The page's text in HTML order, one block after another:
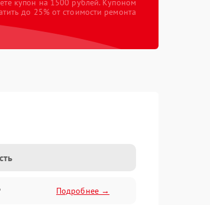
купон на 1500 рублей. Купоном
до 25% от стоимости ремонта
Подробнее →